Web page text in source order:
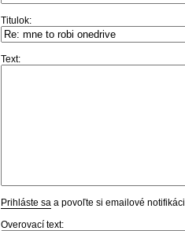
Titulok:
Text:
Prihláste sa a povoľte si emailové
Overovací text: